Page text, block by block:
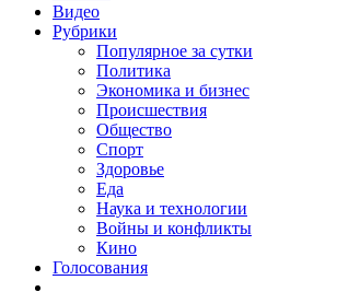
Видео
Рубрики
Популярное за сутки
Политика
Экономика и бизнес
Происшествия
Общество
Спорт
Здоровье
Еда
Наука и технологии
Войны и конфликты
Кино
Голосования